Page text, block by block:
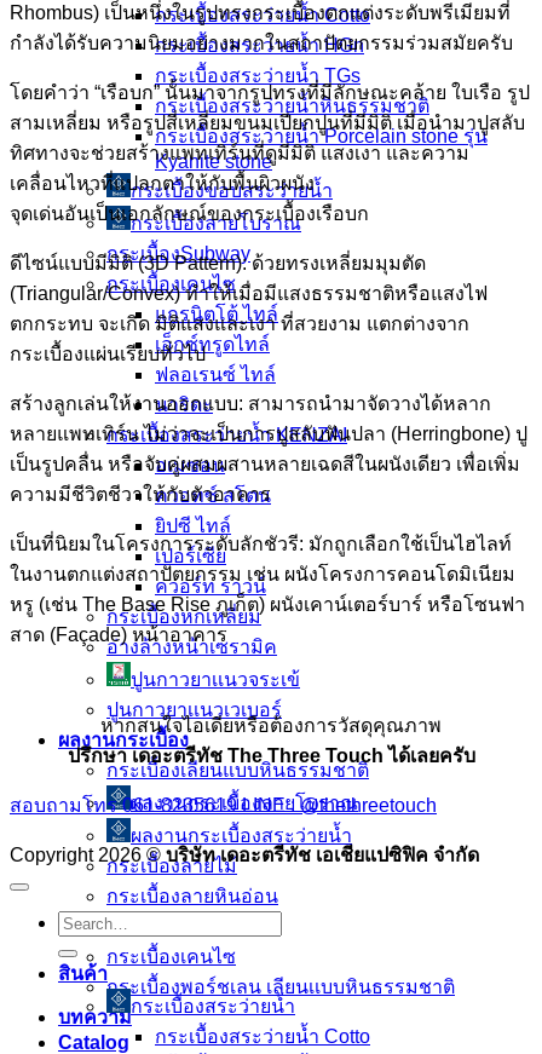
กระเบื้องสระว่ายน้ำ Cotto
กระเบื้องสระว่ายน้ำ HGn
กระเบื้องสระว่ายน้ำ TGs
กระเบื้องสระว่ายน้ำหินธรรมชาติ
กระเบื้องสระว่ายนํ้า Porcelain stone รุ่น
Kyanite stone
กระเบื้องขอบสระว่ายน้ำ
กระเบื้องลายโบราณ
กระเบื้องSubway
กระเบื้องเคนไซ
แกรนิตโต้ ไทล์
เอ็กซ์ทรูดไทล์
ฟลอเรนซ์ ไทล์
นาริตะ
กระเบื้องสระว่ายน้ำ KENZAI
อเมซอน
ควอทซ์ สโตน
ยิปซี ไทล์
เปอร์เซีย
ควอร์ท ราวน์
กระเบื้องหกเหลี่ยม
อ่างล้างหน้าเซรามิค
ปูนกาวยาเเนวจระเข้
ปูนกาวยาเเนวเวเบอร์
ผลงานกระเบื้อง
กระเบื้องเลียนแบบหินธรรมชาติ
ผลงานกระเบื้องลายโบราณ
ผลงานกระเบื้องสระว่ายนํ้า
กระเบื้องลายไม้
กระเบื้องลายหินอ่อน
คอนกรีตบล็อก
กระเบื้องเคนไซ
กระเบื้องพอร์ชเลน เลียนเเบบหินธรรมชาติ
บทความ
Catalog
Rhombus) เป็นหนึ่งในรูปทรงกระเบื้องตกแต่งระดับพรีเมียมที่
กำลังได้รับความนิยมอย่างมากในสถาปัตยกรรมร่วมสมัยครับ
โดยคำว่า “เรือบก” นั้นมาจากรูปทรงที่มีลักษณะคล้าย ใบเรือ รูป
สามเหลี่ยม หรือรูปสี่เหลี่ยมขนมเปียกปูนที่มีมิติ เมื่อนำมาปูสลับ
ทิศทางจะช่วยสร้างแพทเทิร์นที่ดูมีมิติ แสงเงา และความ
เคลื่อนไหวที่แปลกตาให้กับพื้นผิวผนัง
จุดเด่นอันเป็นเอกลักษณ์ของกระเบื้องเรือบก
ดีไซน์แบบมีมิติ (3D Pattern): ด้วยทรงเหลี่ยมมุมตัด
(Triangular/Convex) ทำให้เมื่อมีแสงธรรมชาติหรือแสงไฟ
ตกกระทบ จะเกิด มิติแสงและเงา ที่สวยงาม แตกต่างจาก
กระเบื้องแผ่นเรียบทั่วไป
สร้างลูกเล่นให้งานออกแบบ: สามารถนำมาจัดวางได้หลาก
หลายแพทเทิร์น ไม่ว่าจะเป็นการปูสลับฟันปลา (Herringbone) ปู
เป็นรูปคลื่น หรือจับคู่ผสมผสานหลายเฉดสีในผนังเดียว เพื่อเพิ่ม
ความมีชีวิตชีวาให้กับตัวอาคาร
เป็นที่นิยมในโครงการระดับลักชัวรี: มักถูกเลือกใช้เป็นไฮไลท์
ในงานตกแต่งสถาปัตยกรรม เช่น ผนังโครงการคอนโดมิเนียม
หรู (เช่น The Base Rise ภูเก็ต) ผนังเคาน์เตอร์บาร์ หรือโซนฟา
สาด (Façade) หน้าอาคาร
หากสนใจไอเดียหรือต้องการวัสดุคุณภาพ
ปรึกษา เดอะตรีทัช The Three Touch ได้เลยครับ
สอบถามโทร 061-8235619 LINE : @thethreetouch
Copyright 2026 © บริษัท เดอะตรีทัช เอเชียแปซิฟิค จำกัด
Search
for:
สินค้า
กระเบื้องสระว่ายนํ้า
กระเบื้องสระว่ายน้ำ Cotto